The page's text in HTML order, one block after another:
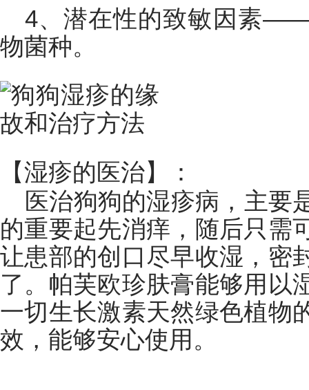
4、潜在性的致敏因素
物菌种。
【湿疹的医治】：
医治狗狗的湿疹病，主要
的重要起先消痒，随后只需
让患部的创口尽早收湿，密
了。帕芙欧珍肤膏能够用以
一切生长激素天然绿色植物
效，能够安心使用。